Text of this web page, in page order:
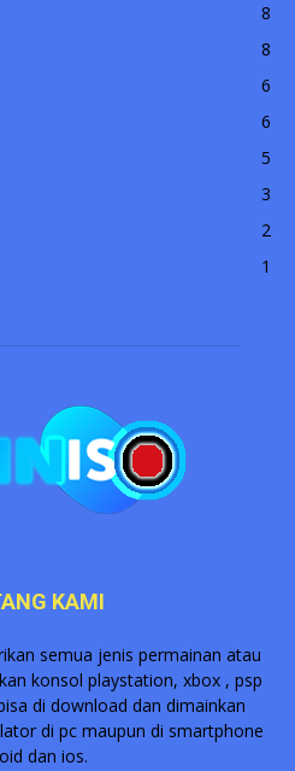
8
8
6
6
5
3
2
1
KAMI
semua jenis permainan atau
konsol playstation, xbox , psp
di download dan dimainkan
di pc maupun di smartphone
dan ios.